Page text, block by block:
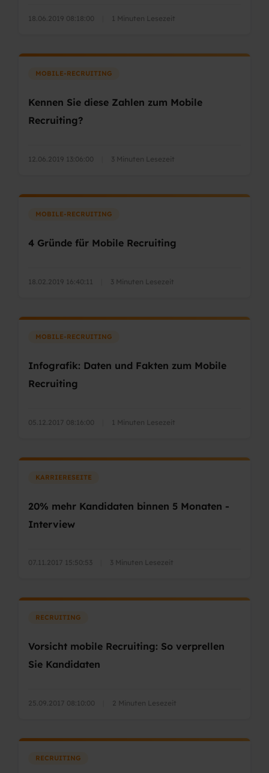
18.06.2019 08:18:00 1 Minuten Lesezeit
MOBILE-RECRUITING
Kennen Sie diese Zahlen zum Mobile
Recruiting?
12.06.2019 13:06:00 3 Minuten Lesezeit
MOBILE-RECRUITING
4 Gründe für Mobile Recruiting
18.02.2019 16:40:11 3 Minuten Lesezeit
MOBILE-RECRUITING
Infografik: Daten und Fakten zum Mobile
Recruiting
05.12.2017 08:16:00 1 Minuten Lesezeit
KARRIERESEITE
20% mehr Kandidaten binnen 5 Monaten -
Interview
07.11.2017 15:50:53 3 Minuten Lesezeit
RECRUITING
Vorsicht mobile Recruiting: So verprellen
Sie Kandidaten
25.09.2017 08:10:00 2 Minuten Lesezeit
RECRUITING